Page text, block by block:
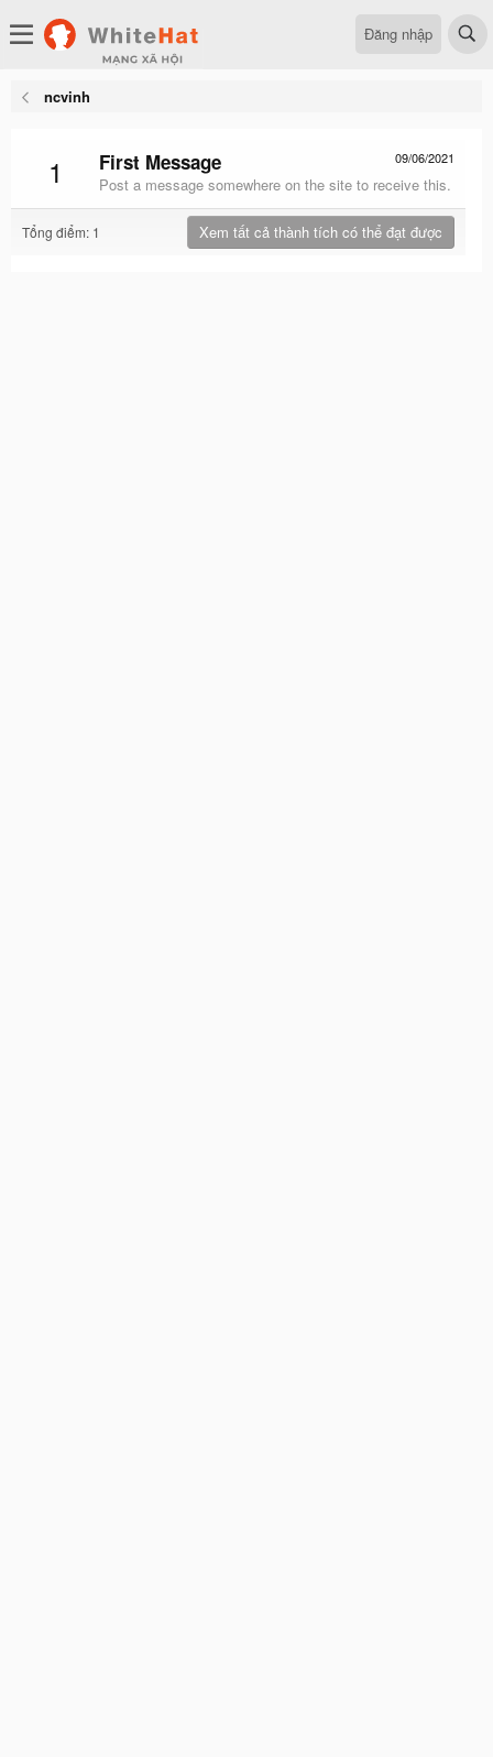
Đăng nhập
ncvinh
1 09/06/2021
First Message
Post a message somewhere on the site to receive this.
Tổng điểm: 1 Xem tất cả thành tích có thể đạt được